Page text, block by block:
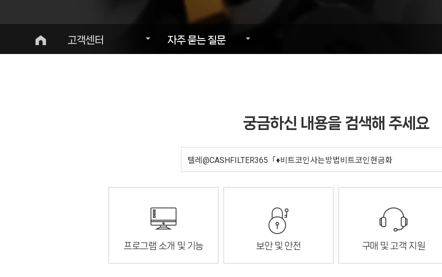
고객센터 자주 묻는 질문
궁금하신 내용을 검색해 주세요
프로그램 소개 및 기능 보안 및 안전 구매 및 고객 지원